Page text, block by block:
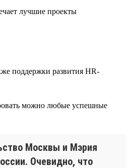
лучшие проекты
поддержки развития HR-
можно любые успешные
Москвы и Мэрия
Очевидно, что